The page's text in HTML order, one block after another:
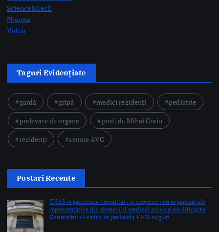
Taguri Evidențiate
prelevare de organe
Postari Recente
Contractului-cadru în perioada 17-26 august
by Briana Teodorescu
Ministerul Sănătății: 49 de acte adiționale semnate în
această săptămână pentru continuarea investițiilor în
sănătate prin PNRR
by Briana Teodorescu